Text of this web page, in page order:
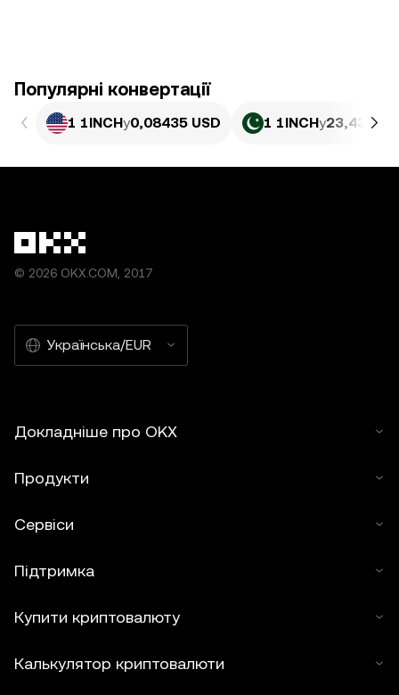
Популярні конвертації
1 1INCHу0,08435 USD 1 1INCHу23,43 PKR
© 2026 OKX.COM, 2017
Українська/EUR
Докладніше про OKX
Продукти
Сервіси
Підтримка
Купити криптовалюту
Калькулятор криптовалюти